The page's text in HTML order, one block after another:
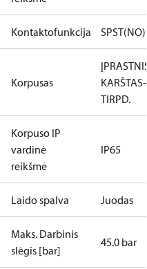
Kontaktofunkcija SPST(NO)
Korpusas
ĮPRASTNIS
KARŠTAS-
TIRPD.
Korpuso IP
vardinė
reikšmė
IP65
Laido spalva Juodas
Maks. Darbinis
slėgis [bar]
45.0 bar